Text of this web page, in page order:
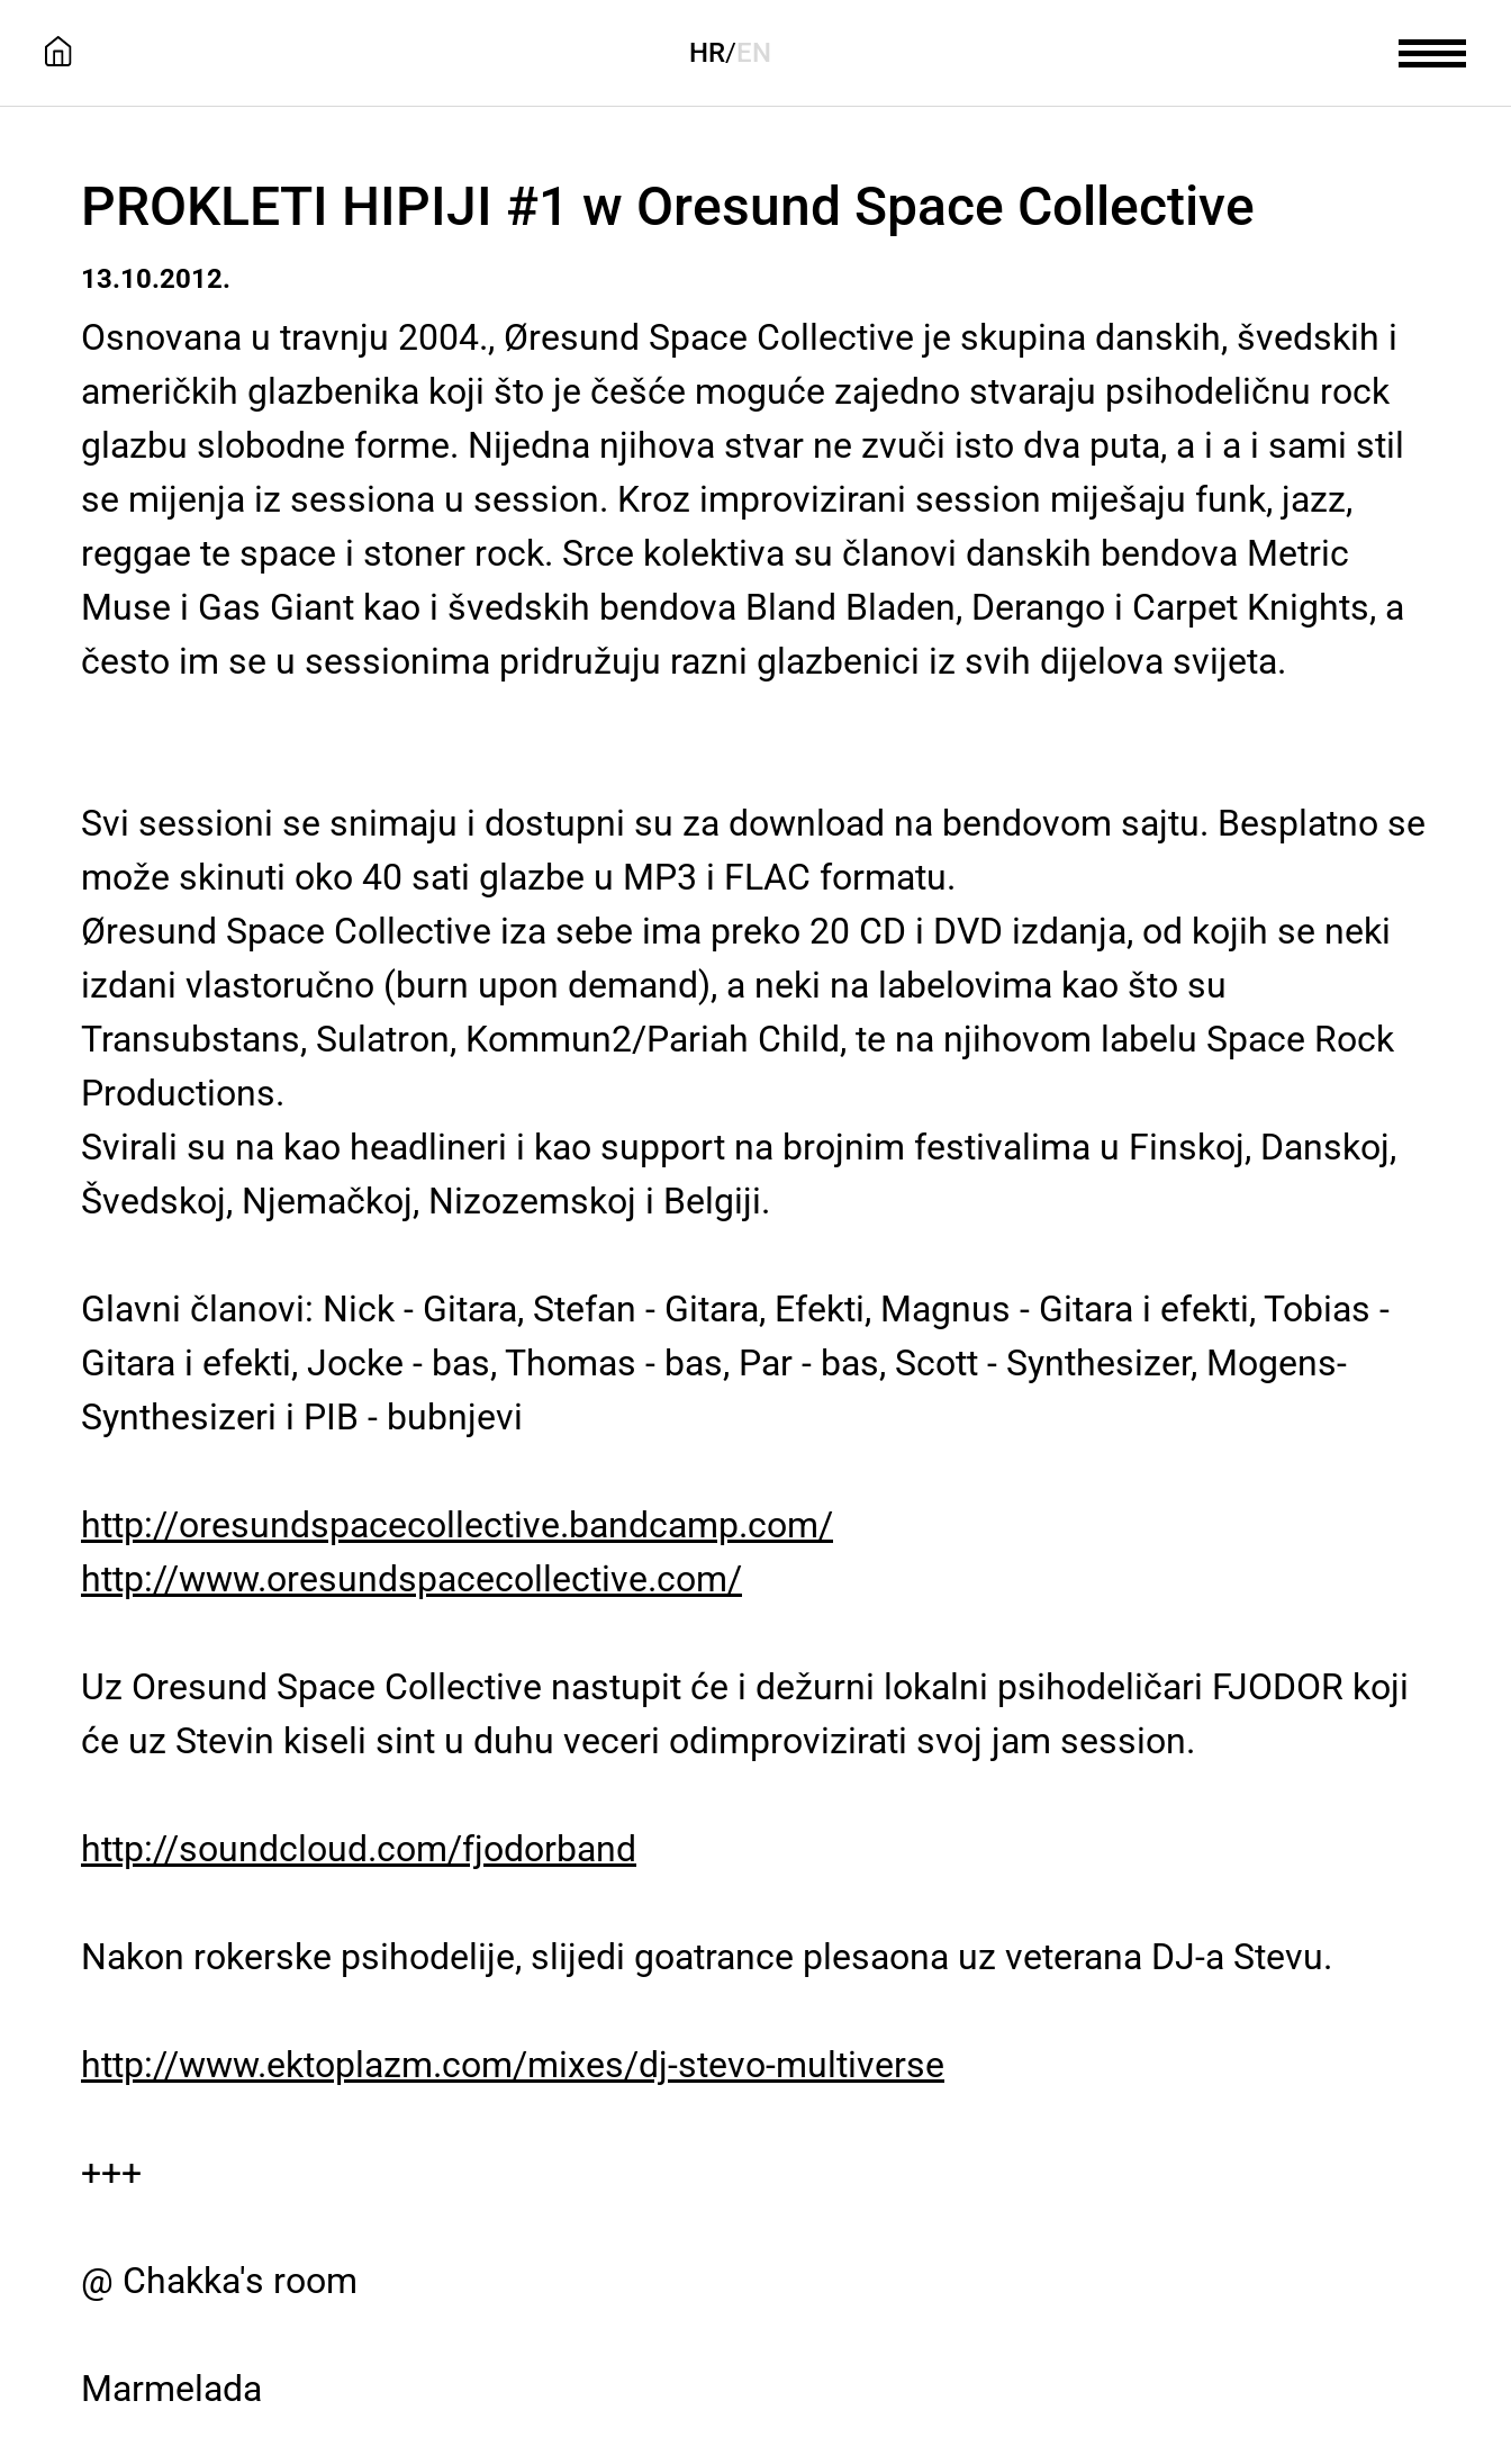
HR/EN
PROKLETI HIPIJI #1 w Oresund Space Collective
13.10.2012.
Osnovana u travnju 2004., Øresund Space Collective je skupina danskih, švedskih i
američkih glazbenika koji što je češće moguće zajedno stvaraju psihodeličnu rock
glazbu slobodne forme. Nijedna njihova stvar ne zvuči isto dva puta, a i a i sami stil
se mijenja iz sessiona u session. Kroz improvizirani session miješaju funk, jazz,
reggae te space i stoner rock. Srce kolektiva su članovi danskih bendova Metric
Muse i Gas Giant kao i švedskih bendova Bland Bladen, Derango i Carpet Knights, a
često im se u sessionima pridružuju razni glazbenici iz svih dijelova svijeta.
Svi sessioni se snimaju i dostupni su za download na bendovom sajtu. Besplatno se
može skinuti oko 40 sati glazbe u MP3 i FLAC formatu.
Øresund Space Collective iza sebe ima preko 20 CD i DVD izdanja, od kojih se neki
izdani vlastoručno (burn upon demand), a neki na labelovima kao što su
Transubstans, Sulatron, Kommun2/Pariah Child, te na njihovom labelu Space Rock
Productions.
Svirali su na kao headlineri i kao support na brojnim festivalima u Finskoj, Danskoj,
Švedskoj, Njemačkoj, Nizozemskoj i Belgiji.
Glavni članovi: Nick - Gitara, Stefan - Gitara, Efekti, Magnus - Gitara i efekti, Tobias -
Gitara i efekti, Jocke - bas, Thomas - bas, Par - bas, Scott - Synthesizer, Mogens-
Synthesizeri i PIB - bubnjevi
http://oresundspacecollective.bandcamp.com/
http://www.oresundspacecollective.com/
Uz Oresund Space Collective nastupit će i dežurni lokalni psihodeličari FJODOR koji
će uz Stevin kiseli sint u duhu veceri odimprovizirati svoj jam session.
http://soundcloud.com/fjodorband
Nakon rokerske psihodelije, slijedi goatrance plesaona uz veterana DJ-a Stevu.
http://www.ektoplazm.com/mixes/dj-stevo-multiverse
+++
@ Chakka's room
Marmelada